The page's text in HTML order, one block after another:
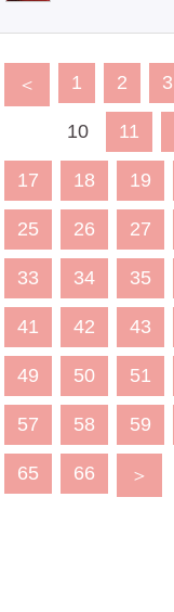
＜ 1 2 3
10 11
17 18 19
25 26 27
33 34 35
41 42 43
49 50 51
57 58 59
65 66 ＞